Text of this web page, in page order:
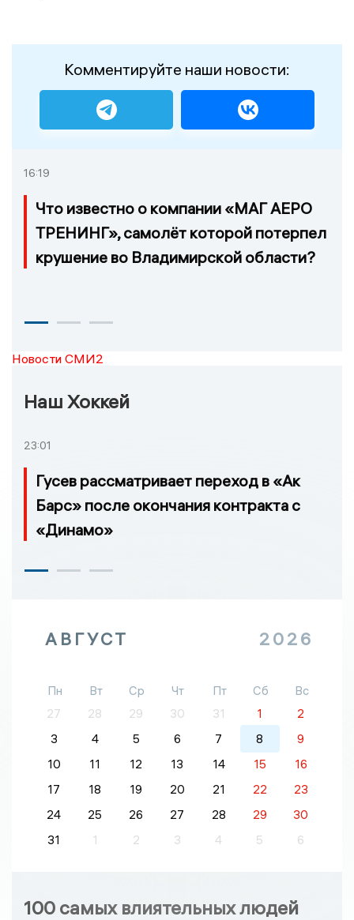
Комментируйте наши новости:
16:19
Что известно о компании «МАГ АЕРО
ТРЕНИНГ», самолёт которой потерпел
крушение во Владимирской области?
Новости СМИ2
Наш Хоккей
23:01
Гусев рассматривает переход в «Ак
Барс» после окончания контракта с
«Динамо»
АВГУСТ 2026
Пн Вт Ср Чт Пт Сб
Вс
27
28 29 30 31 1
2
3
4 5 6 7 8
9
10
11 12 13 14 15
16
17
18 19 20 21 22
23
24
25 26 27 28 29
30
31
1 2 3 4 5 6
100 самых влиятельных людей